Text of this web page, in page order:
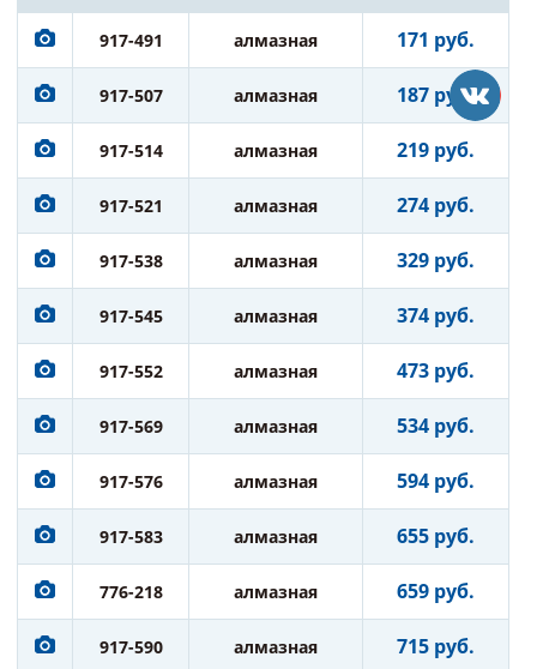
917-491 алмазная 171 руб.
917-507 алмазная 187 руб.
917-514 алмазная 219 руб.
917-521 алмазная 274 руб.
917-538 алмазная 329 руб.
917-545 алмазная 374 руб.
917-552 алмазная 473 руб.
917-569 алмазная 534 руб.
917-576 алмазная 594 руб.
917-583 алмазная 655 руб.
776-218 алмазная 659 руб.
917-590 алмазная 715 руб.